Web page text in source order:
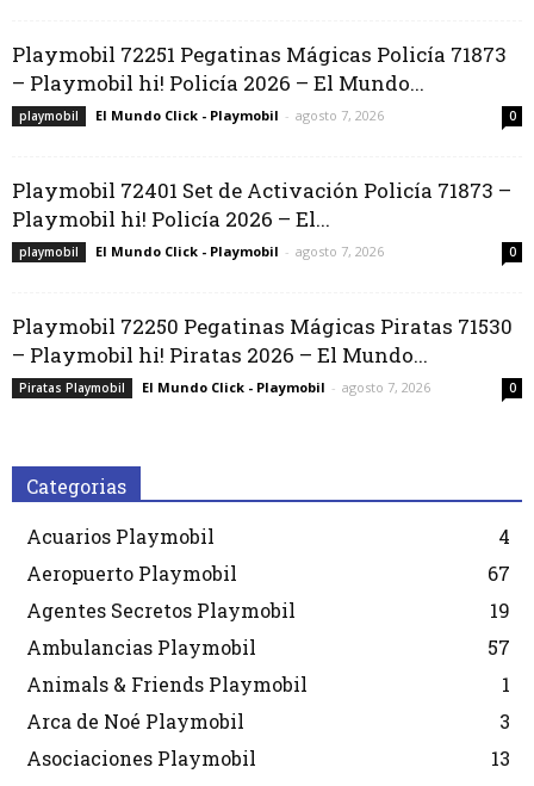
Playmobil 72251 Pegatinas Mágicas Policía 71873
– Playmobil hi! Policía 2026 – El Mundo...
playmobil El Mundo Click - Playmobil - agosto 7, 2026 0
Playmobil 72401 Set de Activación Policía 71873 –
Playmobil hi! Policía 2026 – El...
playmobil El Mundo Click - Playmobil - agosto 7, 2026 0
Playmobil 72250 Pegatinas Mágicas Piratas 71530
– Playmobil hi! Piratas 2026 – El Mundo...
Piratas Playmobil El Mundo Click - Playmobil - agosto 7, 2026 0
Categorias
Acuarios Playmobil
4
Aeropuerto Playmobil
67
Agentes Secretos Playmobil
19
Ambulancias Playmobil
57
Animals & Friends Playmobil
1
Arca de Noé Playmobil
3
Asociaciones Playmobil
13